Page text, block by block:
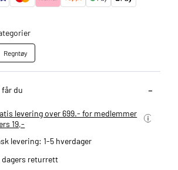
Regntøy
får du
levering over 699.- for medlemmer
19,-
levering: 1-5 hverdager
dagers returrett